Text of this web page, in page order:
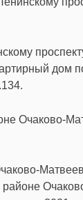
дом
районе